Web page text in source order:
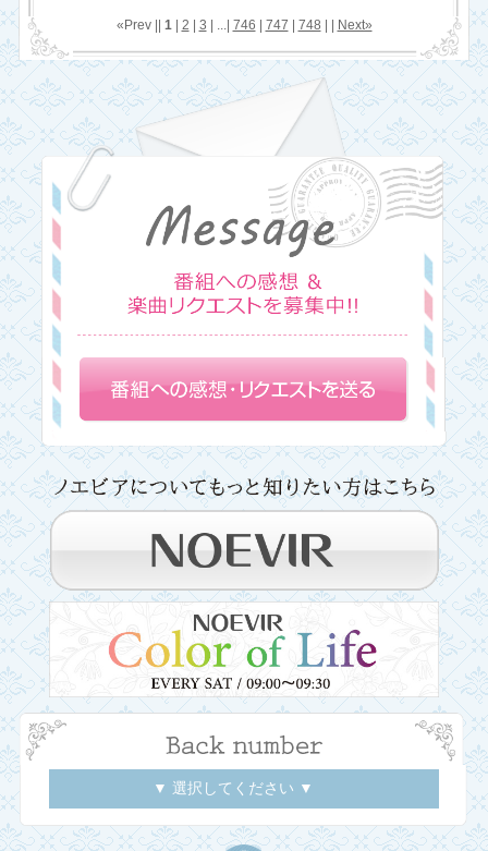
«Prev || 1| 2 3 | ...| 746 747 748 Next»